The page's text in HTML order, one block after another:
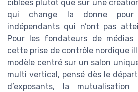
ciblées plutôt que sur une
qui change la donne pour
indépendants qui n’ont pas
Pour les fondateurs de médias
cette prise de contrôle nordique
modèle centré sur un salon
multi vertical, pensé dès le
d’exposants, la